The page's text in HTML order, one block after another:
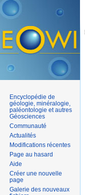
Encyclopédie de
géologie, minéralogie,
paléontologie et autres
Géosciences
Communauté
Actualités
Modifications récentes
Page au hasard
Aide
Créer une nouvelle
page
Galerie des nouveaux